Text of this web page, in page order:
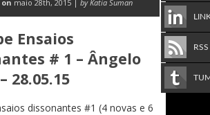
maio 28th, 2015 | by Katia Suman
Ensaios
# 1 – Ângelo
28.05.15
dissonantes #1 (4 novas e 6
RSS